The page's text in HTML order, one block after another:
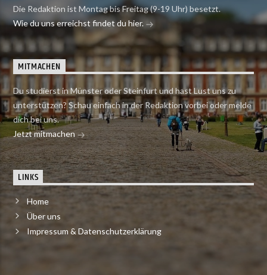
Die Redaktion ist Montag bis Freitag (9-19 Uhr) besetzt.
Wie du uns erreichst findet du hier.
MITMACHEN
Du studierst in Münster oder Steinfurt und hast Lust uns zu
unterstützen? Schau einfach in der Redaktion vorbei oder melde
dich bei uns.
Jetzt mitmachen
LINKS
Home
Über uns
Impressum & Datenschutzerklärung